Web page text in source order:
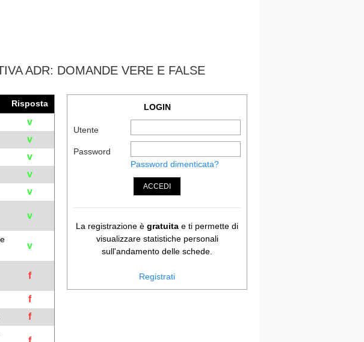
ADR: DOMANDE VERE E FALSE
Risposta
v
v
v
v
v
v
v
f
f
f
LOGIN
Utente
Password
Password dimenticata?
ACCEDI
La registrazione è gratuita e ti permette di
visualizzare statistiche personali
sull'andamento delle schede.
Registrati